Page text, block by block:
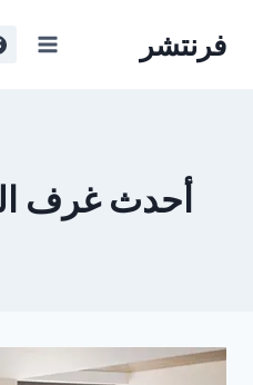
فرنتشر
أحدث غرف